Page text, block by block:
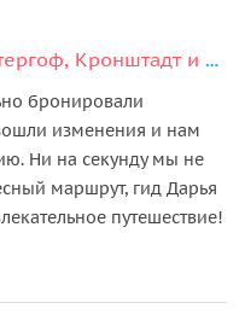
Большое путешествие — Петергоф, Кронштадт и форт Константин
бронировали
изменения и нам
Ни на секунду мы не
маршрут, гид Дарья
путешествие!